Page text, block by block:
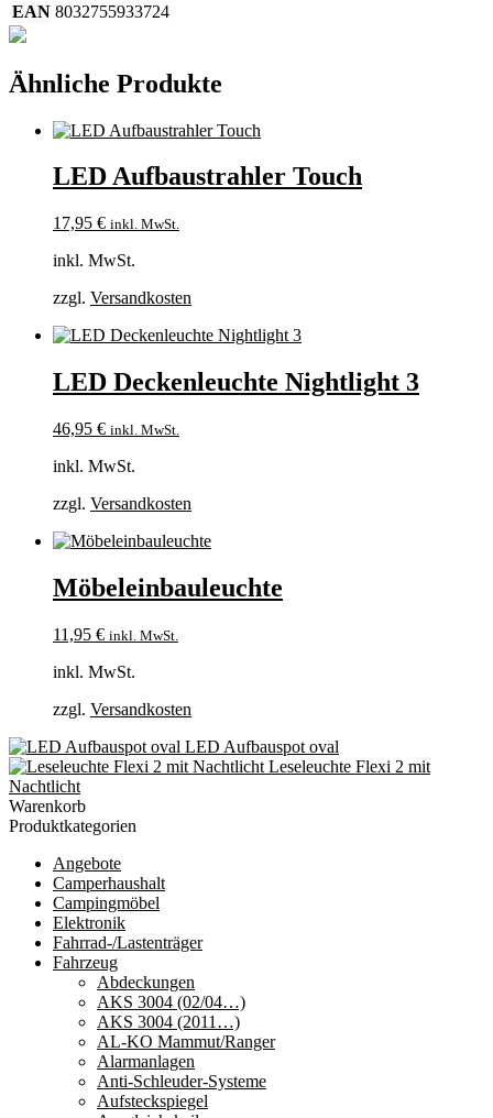
EAN 8032755933724
Ähnliche Produkte
LED Aufbaustrahler Touch
17,95 € inkl. MwSt.
inkl. MwSt.
zzgl. Versandkosten
LED Deckenleuchte Nightlight 3
46,95 € inkl. MwSt.
inkl. MwSt.
zzgl. Versandkosten
Möbeleinbauleuchte
11,95 € inkl. MwSt.
inkl. MwSt.
zzgl. Versandkosten
LED Aufbauspot oval
Leseleuchte Flexi 2 mit
Nachtlicht
Warenkorb
Produktkategorien
Angebote
Camperhaushalt
Campingmöbel
Elektronik
Fahrrad-/Lastenträger
Fahrzeug
Abdeckungen
AKS 3004 (02/04…)
AKS 3004 (2011…)
AL-KO Mammut/Ranger
Alarmanlagen
Anti-Schleuder-Systeme
Aufsteckspiegel